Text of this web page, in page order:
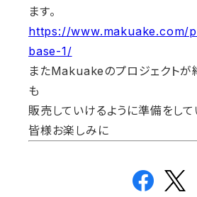
ます。
https://www.makuake.com/
base-1/
またMakuakeのプロジェクト
も
販売していけるように準備をして
皆様お楽しみに